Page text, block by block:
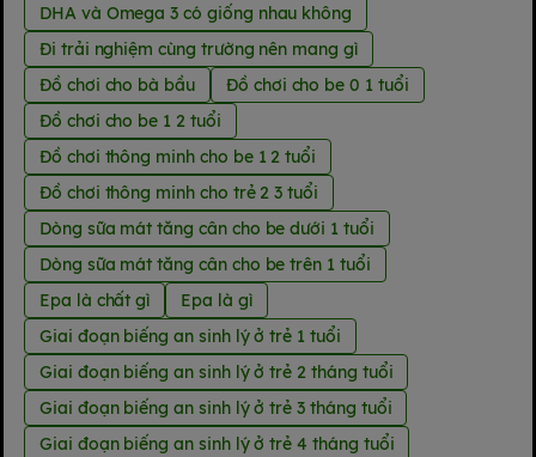
DHA và Omega 3 có giống nhau không
Đi trải nghiệm cùng trường nên mang gì
Đồ chơi cho bà bầu
Đồ chơi cho be 0 1 tuổi
Đồ chơi cho be 1 2 tuổi
Đồ chơi thông minh cho be 1 2 tuổi
Đồ chơi thông minh cho trẻ 2 3 tuổi
Dòng sữa mát tăng cân cho be dưới 1 tuổi
Dòng sữa mát tăng cân cho be trên 1 tuổi
Epa là chất gì
Epa là gì
Giai đoạn biếng an sinh lý ở trẻ 1 tuổi
Giai đoạn biếng an sinh lý ở trẻ 2 tháng tuổi
Giai đoạn biếng an sinh lý ở trẻ 3 tháng tuổi
Giai đoạn biếng an sinh lý ở trẻ 4 tháng tuổi